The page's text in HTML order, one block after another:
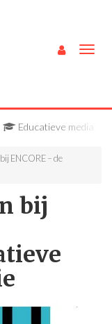
Educatieve media
ENCORE – de
bij